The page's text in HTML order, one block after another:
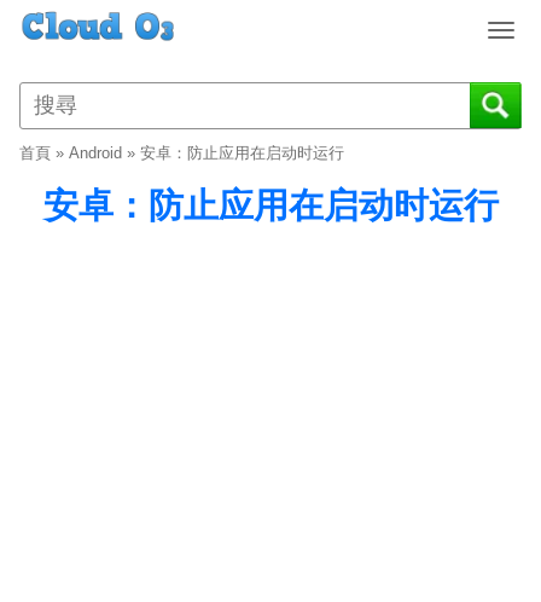
T
g
g
首頁 » Android » 安卓：防止应用在启动时运行
安卓：防止应用在启动时运行